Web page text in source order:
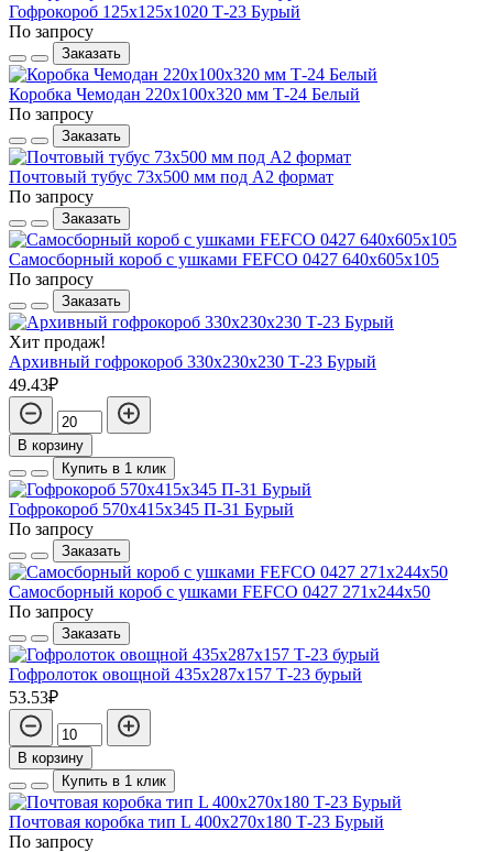
Гофрокороб 125х125х1020 Т-23 Бурый
По запросу
Заказать
Коробка Чемодан 220х100х320 мм Т-24 Белый
По запросу
Заказать
Почтовый тубус 73x500 мм под А2 формат
По запросу
Заказать
Самосборный короб с ушками FEFCO 0427 640х605х105
По запросу
Заказать
Хит продаж!
Архивный гофрокороб 330х230х230 Т-23 Бурый
49.43₽
В корзину
Купить в 1 клик
Гофрокороб 570х415х345 П-31 Бурый
По запросу
Заказать
Самосборный короб с ушками FEFCO 0427 271х244х50
По запросу
Заказать
Гофролоток овощной 435х287х157 Т-23 бурый
53.53₽
В корзину
Купить в 1 клик
Почтовая коробка тип L 400х270х180 Т-23 Бурый
По запросу